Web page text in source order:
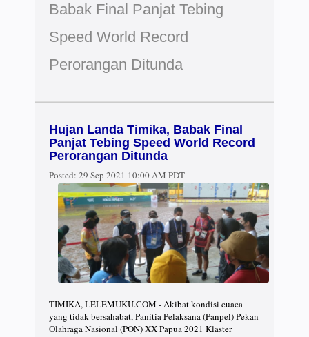
Babak Final Panjat Tebing
Speed World Record
Perorangan Ditunda
Hujan Landa Timika, Babak Final
Panjat Tebing Speed World Record
Perorangan Ditunda
Posted: 29 Sep 2021 10:00 AM PDT
TIMIKA, LELEMUKU.COM - Akibat kondisi cuaca
yang tidak bersahabat, Panitia Pelaksana (Panpel) Pekan
Olahraga Nasional (PON) XX Papua 2021 Klaster